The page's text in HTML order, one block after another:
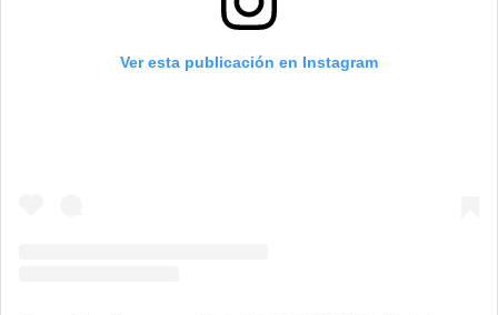
Ver esta publicación en Instagram